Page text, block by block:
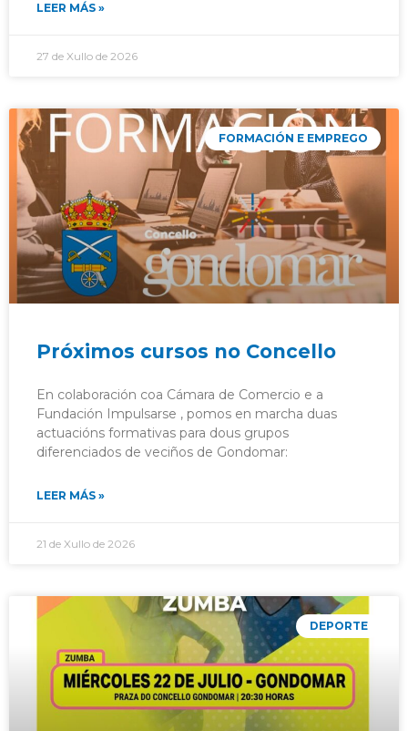
LEER MÁS »
27 de Xullo de 2026
FORMACIÓN E EMPREGO
Próximos cursos no Concello
En colaboración coa Cámara de Comercio e a
Fundación Impulsarse , pomos en marcha duas
actuacións formativas para dous grupos
diferenciados de veciños de Gondomar:
LEER MÁS »
21 de Xullo de 2026
DEPORTE